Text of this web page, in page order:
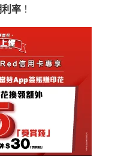
率 ！